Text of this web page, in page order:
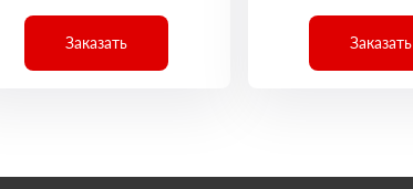
Заказать Заказать